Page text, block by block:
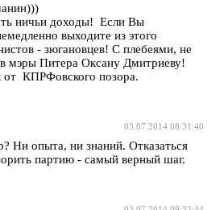
ничьи доходы! Если Вы
выходите из этого
- зюгановцев! С плебеями, не
мэры Питера Оксану Дмитриеву!
КПРФовского позора.
03.07.2014 08:31:40
Ни опыта, ни знаний. Отказаться
партию - самый верный шаг.